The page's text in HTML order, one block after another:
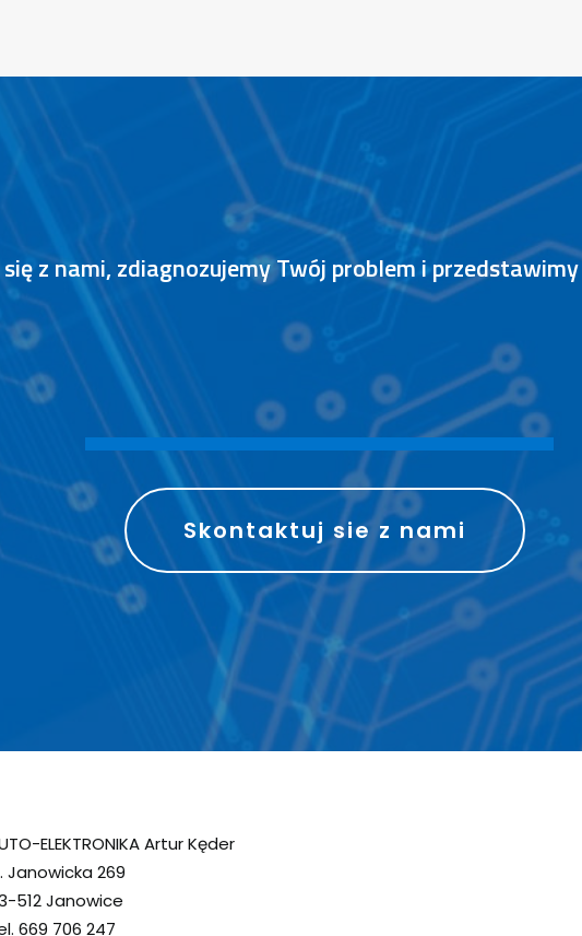
z nami, zdiagnozujemy Twój problem i
SP RAWNIE
Skontaktuj sie z nami
ELEKTRONIKA Artur Kęder
Janowicka 269
512 Janowice
669 706 247